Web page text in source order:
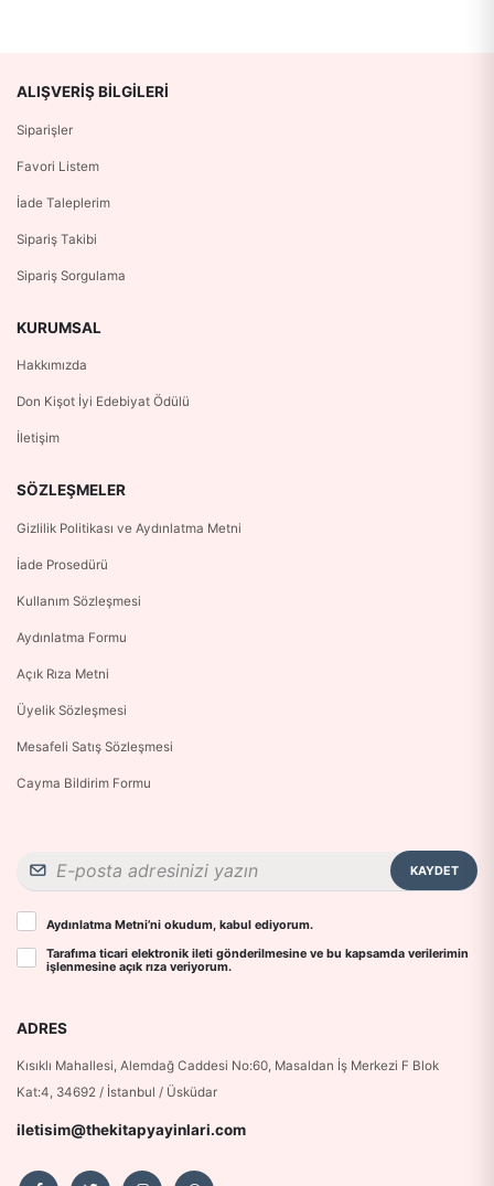
ALIŞVERIŞ BILGILERI
Siparişler
Favori Listem
İade Taleplerim
Sipariş Takibi
Sipariş Sorgulama
KURUMSAL
Hakkımızda
Don Kişot İyi Edebiyat Ödülü
İletişim
SÖZLEŞMELER
Gizlilik Politikası ve Aydınlatma Metni
İade Prosedürü
Kullanım Sözleşmesi
Aydınlatma Formu
Açık Rıza Metni
Üyelik Sözleşmesi
Mesafeli Satış Sözleşmesi
Cayma Bildirim Formu
KAYDET
Aydınlatma Metni’ni okudum, kabul ediyorum.
Tarafıma ticari elektronik ileti gönderilmesine ve bu kapsamda verilerimin
işlenmesine açık rıza veriyorum.
ADRES
Kısıklı Mahallesi, Alemdağ Caddesi No:60, Masaldan İş Merkezi F Blok
Kat:4, 34692 / İstanbul / Üsküdar
iletisim@thekitapyayinlari.com